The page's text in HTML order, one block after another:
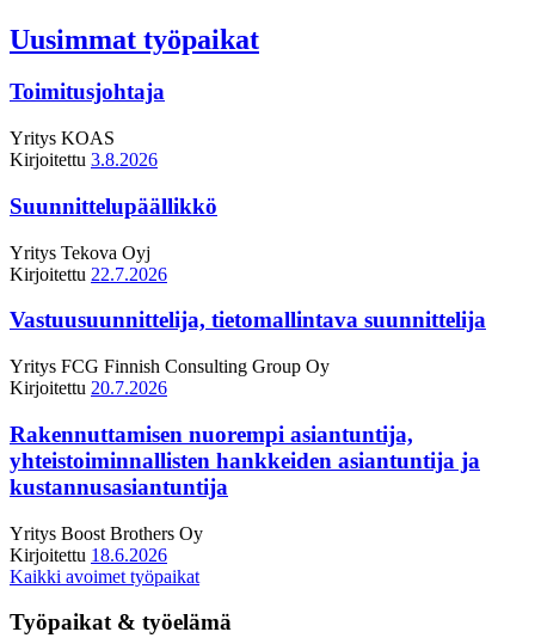
Uusimmat työpaikat
Toimitusjohtaja
Yritys KOAS
Kirjoitettu 3.8.2026
Suunnittelupäällikkö
Yritys Tekova Oyj
Kirjoitettu 22.7.2026
Vastuusuunnittelija, tietomallintava suunnittelija
Yritys FCG Finnish Consulting Group Oy
Kirjoitettu 20.7.2026
Rakennuttamisen nuorempi asiantuntija,
yhteistoiminnallisten hankkeiden asiantuntija ja
kustannusasiantuntija
Yritys Boost Brothers Oy
Kirjoitettu 18.6.2026
Kaikki avoimet työpaikat
Työpaikat & työelämä